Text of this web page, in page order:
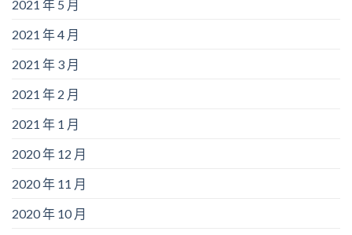
2021 年 5 月
2021 年 4 月
2021 年 3 月
2021 年 2 月
2021 年 1 月
2020 年 12 月
2020 年 11 月
2020 年 10 月